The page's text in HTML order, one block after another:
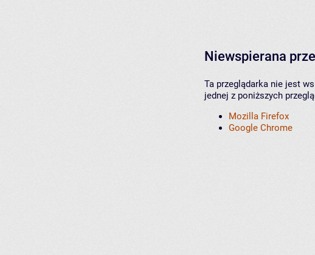
Niewspierana
Ta przeglądarka nie jest
jednej z poniższych
Mozilla Firefox
Google Chrome